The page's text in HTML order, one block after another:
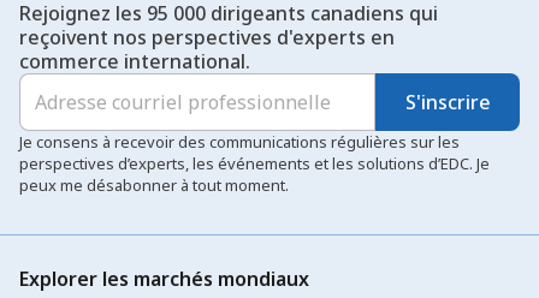
Rejoignez les 95 000 dirigeants canadiens qui
reçoivent nos perspectives d'experts en
commerce international.
S'inscrire
Je consens à recevoir des communications régulières sur les
perspectives d’experts, les événements et les solutions d’EDC. Je
peux me désabonner à tout moment.
Explorer les marchés mondiaux